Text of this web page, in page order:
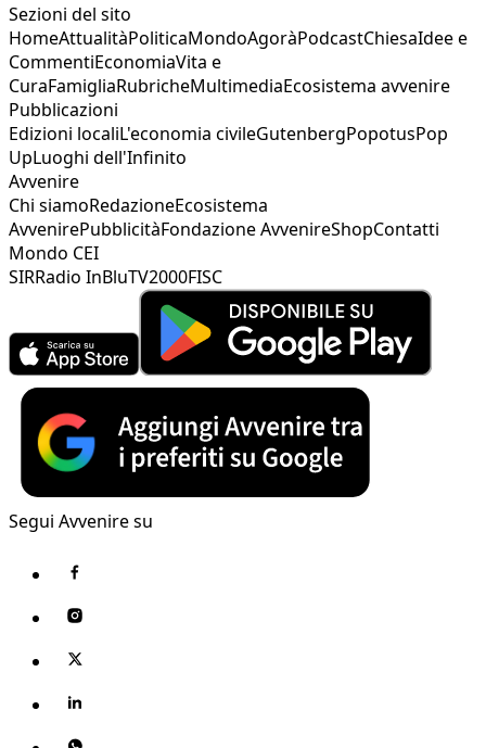
Sezioni del sito
HomeAttualitàPoliticaMondoAgoràPodcastChiesaIdee e
CommentiEconomiaVita e
CuraFamigliaRubricheMultimediaEcosistema avvenire
Pubblicazioni
Edizioni localiL'economia civileGutenbergPopotusPop
UpLuoghi dell'Infinito
Avvenire
Chi siamoRedazioneEcosistema
AvvenirePubblicitàFondazione AvvenireShopContatti
Mondo CEI
SIRRadio InBluTV2000FISC
Segui Avvenire su